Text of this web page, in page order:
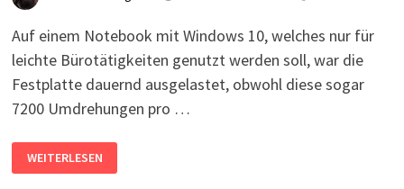
Auf einem Notebook mit Windows 10, welches nur für
leichte Bürotätigkeiten genutzt werden soll, war die
Festplatte dauernd ausgelastet, obwohl diese sogar
7200 Umdrehungen pro …
WINDOWS
10
ZU
WEITERLESEN